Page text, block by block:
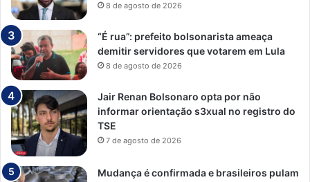
8 de agosto de 2026
“É rua”: prefeito bolsonarista ameaça
demitir servidores que votarem em Lula
8 de agosto de 2026
Jair Renan Bolsonaro opta por não
informar orientação s3xual no registro do
TSE
7 de agosto de 2026
Mudança é confirmada e brasileiros pulam